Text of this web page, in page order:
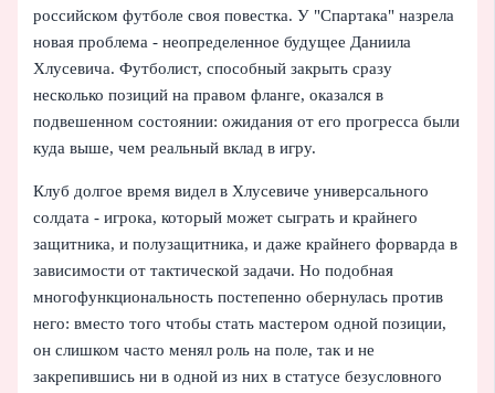
российском футболе своя повестка. У "Спартака" назрела
новая проблема - неопределенное будущее Даниила
Хлусевича. Футболист, способный закрыть сразу
несколько позиций на правом фланге, оказался в
подвешенном состоянии: ожидания от его прогресса были
куда выше, чем реальный вклад в игру.
Клуб долгое время видел в Хлусевиче универсального
солдата - игрока, который может сыграть и крайнего
защитника, и полузащитника, и даже крайнего форварда в
зависимости от тактической задачи. Но подобная
многофункциональность постепенно обернулась против
него: вместо того чтобы стать мастером одной позиции,
он слишком часто менял роль на поле, так и не
закрепившись ни в одной из них в статусе безусловного